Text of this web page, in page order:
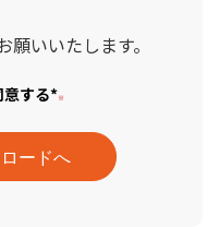
いいたします。
する*